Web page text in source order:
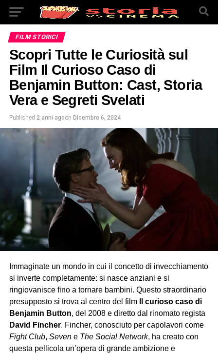
FILM STORICI
Scopri Tutte le Curiosità sul
Film Il Curioso Caso di
Benjamin Button: Cast, Storia
Vera e Segreti Svelati
Published 2 anni agoon Dicembre 6, 2024
Immaginate un mondo in cui il concetto di invecchiamento
si inverte completamente: si nasce anziani e si
ringiovanisce fino a tornare bambini. Questo straordinario
presupposto si trova al centro del film
Il curioso caso di
Benjamin Button, del 2008 e diretto dal rinomato regista
David Fincher. Fincher, conosciuto per capolavori come
Fight Club, Sevene The Social Network, ha creato con
questa pellicola un’opera di grande ambizione e